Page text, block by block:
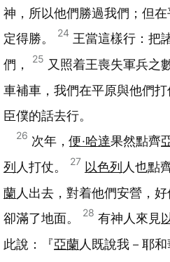
神，所以他們勝過我們；但
定得勝。
24 王當這樣行：把
們，
25 又照着王喪失軍兵之
車補車，我們在平原與他們
臣僕的話去行。
26 次年，便‧哈達果然點齊
列 人打仗。 27 以色列 人也點
蘭人出去，對着他們安營，好
卻滿了地面。
28 有神人來見
此說：『亞蘭人既說我－耶